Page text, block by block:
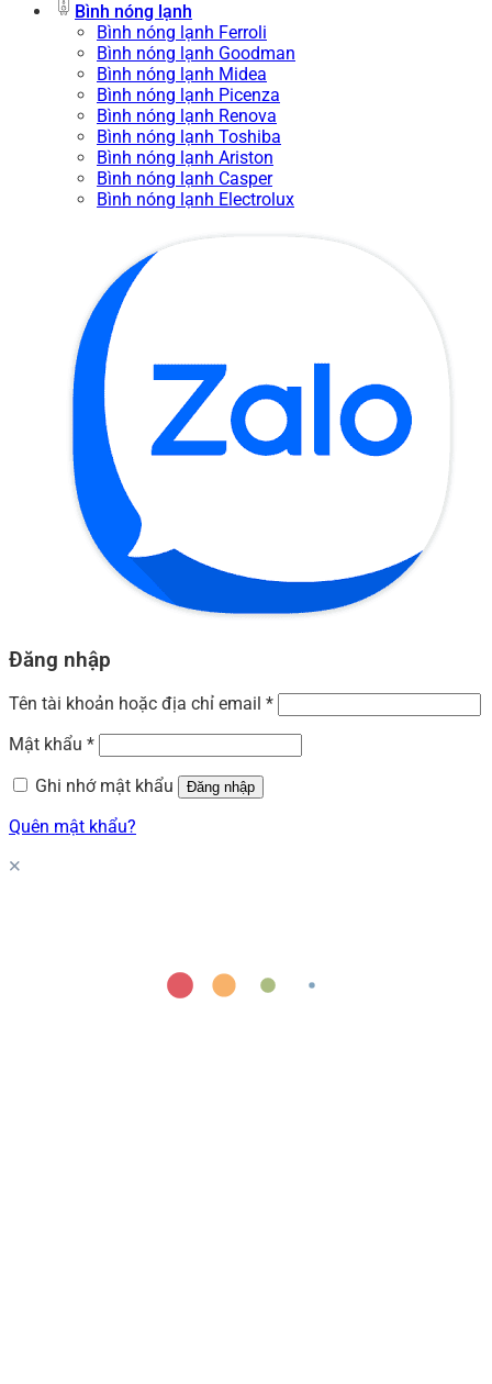
Bình nóng lạnh
Bình nóng lạnh Ferroli
Bình nóng lạnh Goodman
Bình nóng lạnh Midea
Bình nóng lạnh Picenza
Bình nóng lạnh Renova
Bình nóng lạnh Toshiba
Bình nóng lạnh Ariston
Bình nóng lạnh Casper
Bình nóng lạnh Electrolux
Đăng nhập
Tên tài khoản hoặc địa chỉ email *
Mật khẩu *
Ghi nhớ mật khẩu
Đăng nhập
Quên mật khẩu?